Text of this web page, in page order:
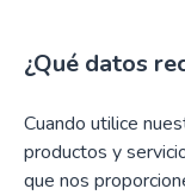
¿Qué datos
Cuando utilice
productos y
que nos